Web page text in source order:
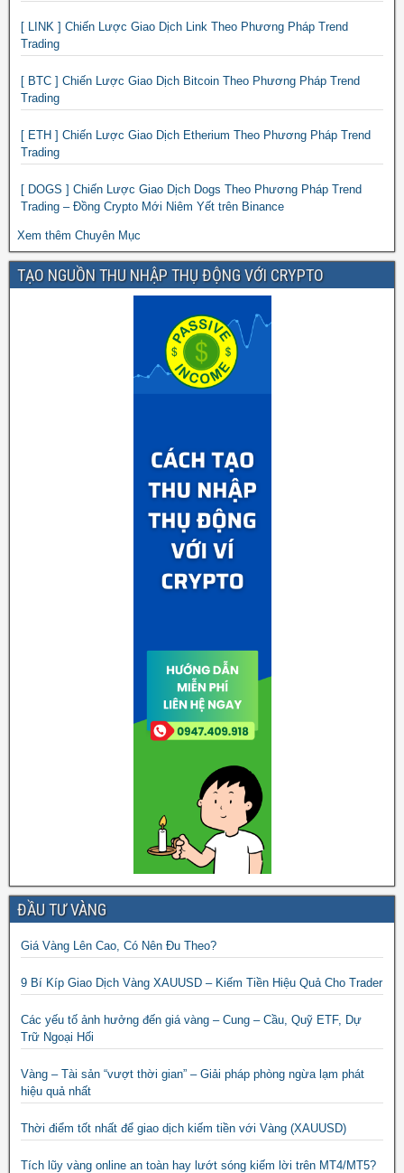
[ LINK ] Chiến Lược Giao Dịch Link Theo Phương Pháp Trend
Trading
[ BTC ] Chiến Lược Giao Dịch Bitcoin Theo Phương Pháp Trend
Trading
[ ETH ] Chiến Lược Giao Dịch Etherium Theo Phương Pháp Trend
Trading
[ DOGS ] Chiến Lược Giao Dịch Dogs Theo Phương Pháp Trend
Trading – Đồng Crypto Mới Niêm Yết trên Binance
Xem thêm Chuyên Mục
TẠO NGUỒN THU NHẬP THỤ ĐỘNG VỚI CRYPTO
ĐẦU TƯ VÀNG
Giá Vàng Lên Cao, Có Nên Đu Theo?
9 Bí Kíp Giao Dịch Vàng XAUUSD – Kiếm Tiền Hiệu Quả Cho Trader
Các yếu tố ảnh hưởng đến giá vàng – Cung – Cầu, Quỹ ETF, Dự
Trữ Ngoại Hối
Vàng – Tài sản “vượt thời gian” – Giải pháp phòng ngừa lạm phát
hiệu quả nhất
Thời điểm tốt nhất để giao dịch kiếm tiền với Vàng (XAUUSD)
Tích lũy vàng online an toàn hay lướt sóng kiếm lời trên MT4/MT5?